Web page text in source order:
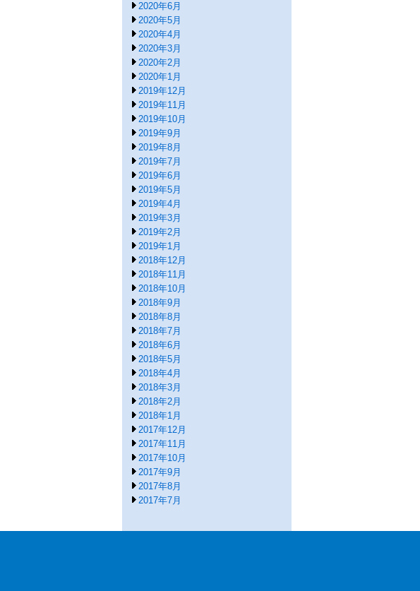
2020年6月
2020年5月
2020年4月
2020年3月
2020年2月
2020年1月
2019年12月
2019年11月
2019年10月
2019年9月
2019年8月
2019年7月
2019年6月
2019年5月
2019年4月
2019年3月
2019年2月
2019年1月
2018年12月
2018年11月
2018年10月
2018年9月
2018年8月
2018年7月
2018年6月
2018年5月
2018年4月
2018年3月
2018年2月
2018年1月
2017年12月
2017年11月
2017年10月
2017年9月
2017年8月
2017年7月